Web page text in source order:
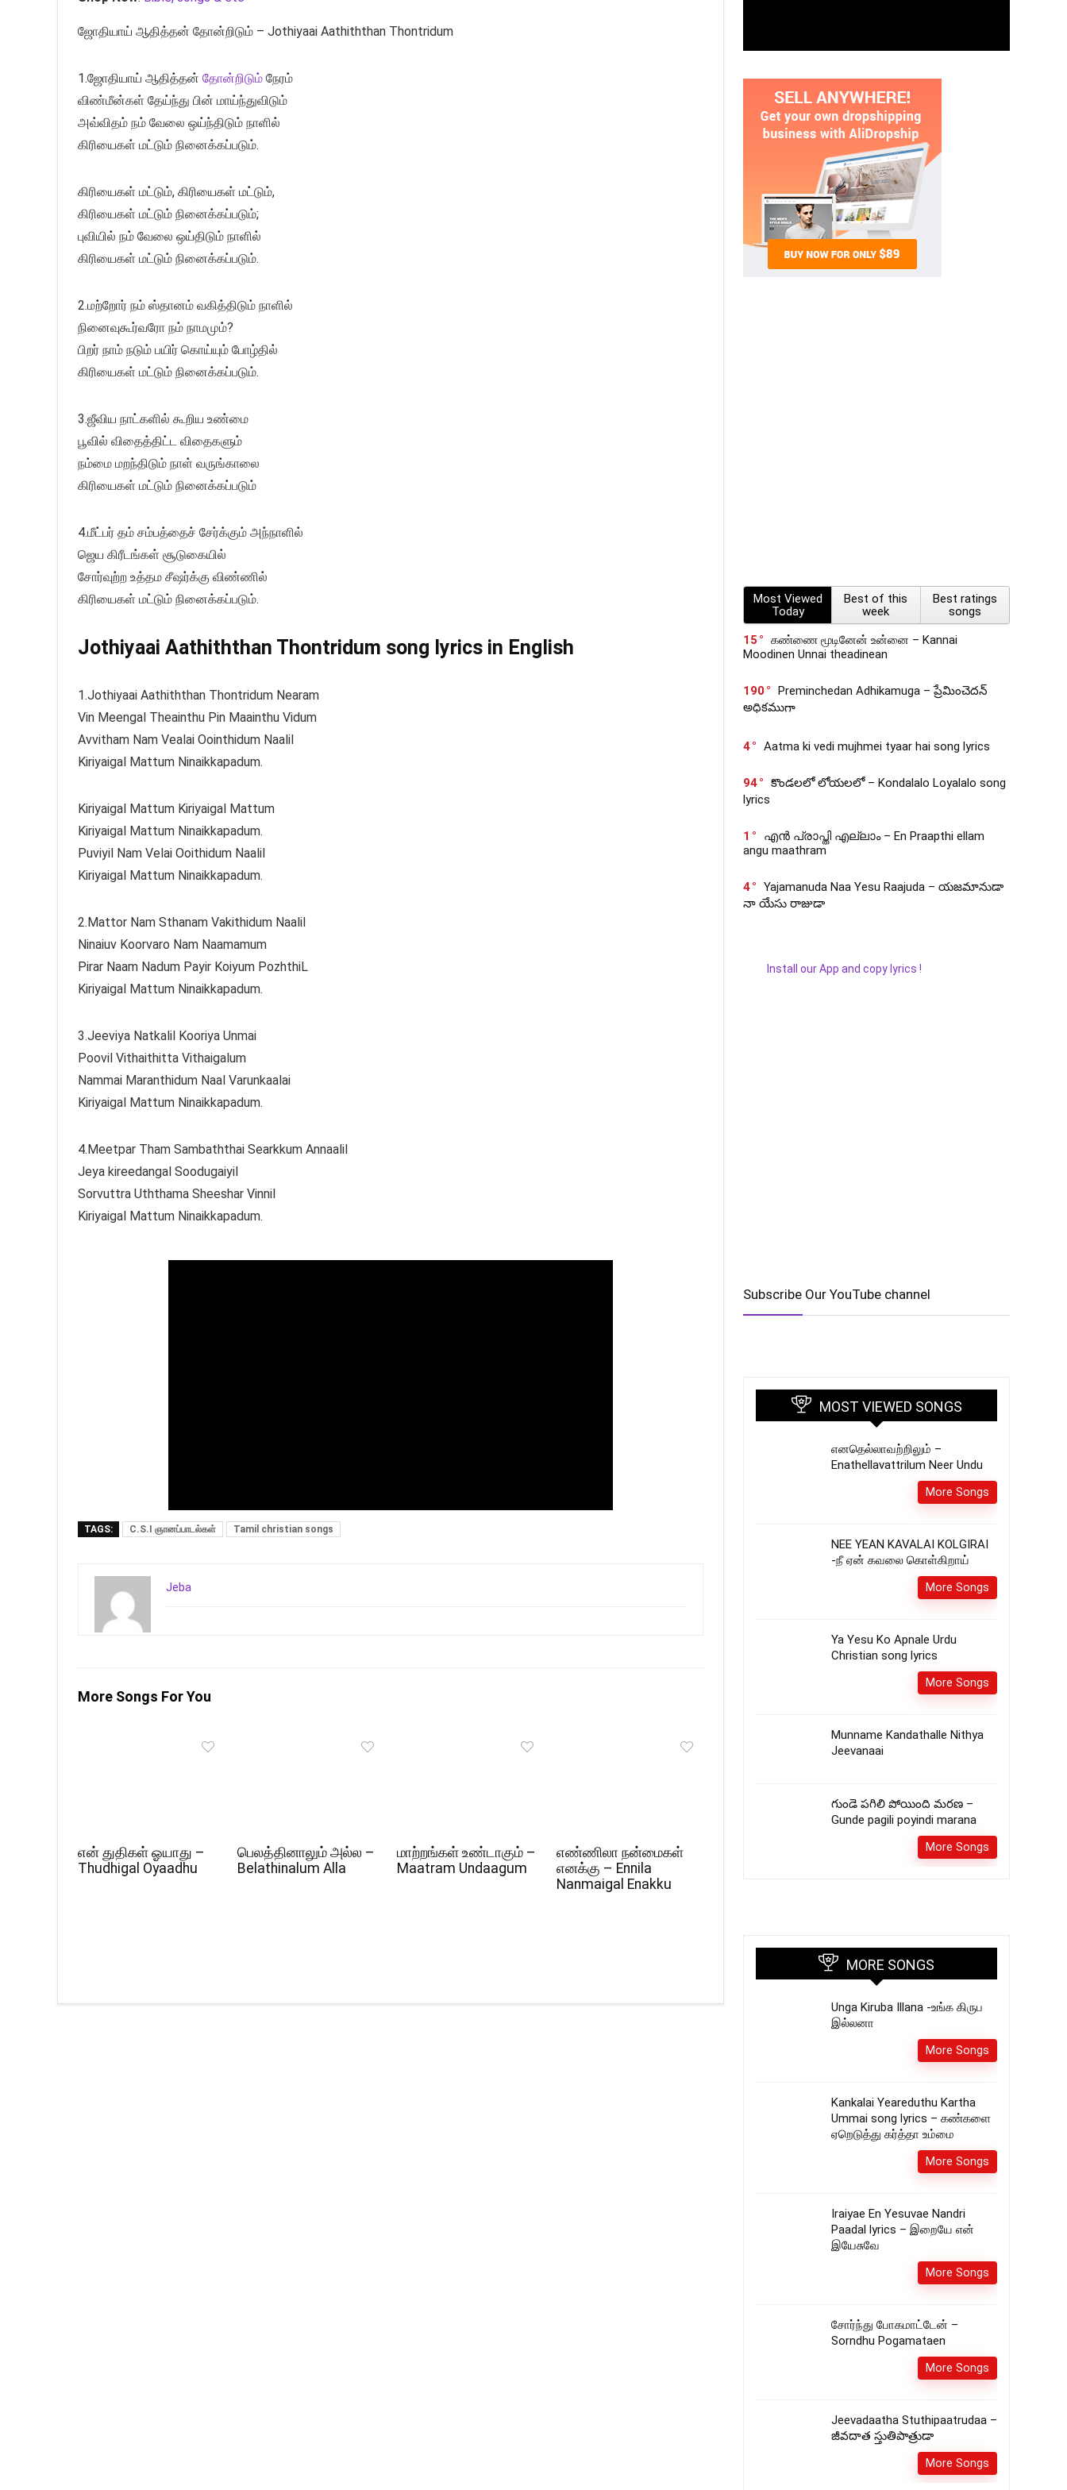
ஜோதியாய் ஆதித்தன் தோன்றிடும் – Jothiyaai Aathiththan Thontridum
1.ஜோதியாய் ஆதித்தன் தோன்றிடும் நேரம்
விண்மீன்கள் தேய்ந்து பின் மாய்ந்துவிடும்
அவ்விதம் நம் வேலை ஒய்ந்திடும் நாளில்
கிரியைகள் மட்டும் நினைக்கப்படும்.
கிரியைகள் மட்டும், கிரியைகள் மட்டும்,
கிரியைகள் மட்டும் நினைக்கப்படும்;
புவியில் நம் வேலை ஒய்திடும் நாளில்
கிரியைகள் மட்டும் நினைக்கப்படும்.
2.மற்றோர் நம் ஸ்தானம் வகித்திடும் நாளில்
நினைவுகூர்வரோ நம் நாமமும்?
பிறர் நாம் நடும் பயிர் கொய்யும் போழ்தில்
கிரியைகள் மட்டும் நினைக்கப்படும்.
3.ஜீவிய நாட்களில் கூறிய உண்மை
பூவில் விதைத்திட்ட விதைகளும்
நம்மை மறந்திடும் நாள் வருங்காலை
கிரியைகள் மட்டும் நினைக்கப்படும்
4.மீட்பர் தம் சம்பத்தைச் சேர்க்கும் அந்நாளில்
ஜெய கிரீடங்கள் சூடுகையில்
சோர்வுற்ற உத்தம சீஷர்க்கு விண்ணில்
கிரியைகள் மட்டும் நினைக்கப்படும்.
Jothiyaai Aathiththan Thontridum song lyrics in English
1.Jothiyaai Aathiththan Thontridum Nearam
Vin Meengal Theainthu Pin Maainthu Vidum
Avvitham Nam Vealai Oointhidum Naalil
Kiriyaigal Mattum Ninaikkapadum.
Kiriyaigal Mattum Kiriyaigal Mattum
Kiriyaigal Mattum Ninaikkapadum.
Puviyil Nam Velai Ooithidum Naalil
Kiriyaigal Mattum Ninaikkapadum.
2.Mattor Nam Sthanam Vakithidum Naalil
Ninaiuv Koorvaro Nam Naamamum
Pirar Naam Nadum Payir Koiyum PozhthiL
Kiriyaigal Mattum Ninaikkapadum.
3.Jeeviya Natkalil Kooriya Unmai
Poovil Vithaithitta Vithaigalum
Nammai Maranthidum Naal Varunkaalai
Kiriyaigal Mattum Ninaikkapadum.
4.Meetpar Tham Sambaththai Searkkum Annaalil
Jeya kireedangal Soodugaiyil
Sorvuttra Uththama Sheeshar Vinnil
Kiriyaigal Mattum Ninaikkapadum.
TAGS: C.S.I ஞானப்பாடல்கள் Tamil christian songs
Jeba
More Songs For You
என் துதிகள் ஓயாது –
Thudhigal Oyaadhu
பெலத்தினாலும் அல்ல –
Belathinalum Alla
மாற்றங்கள் உண்டாகும் –
Maatram Undaagum
எண்ணிலா நன்மைகள்
எனக்கு – Ennila
Nanmaigal Enakku
Most Viewed
Today
Best of this
week
Best ratings
songs
15
கண்ணை மூடினேன் உன்னை – Kannai
Moodinen Unnai theadinean
190
Preminchedan Adhikamuga – ప్రేమించెదన్
అధికముగా
4 Aatma ki vedi mujhmei tyaar hai song lyrics
94
కొండలలో లోయలలో – Kondalalo Loyalalo song
lyrics
1
എൻ പ്രാപ്തി എല്ലാം – En Praapthi ellam
angu maathram
4
Yajamanuda Naa Yesu Raajuda – యజమానుడా
నా యేసు రాజుడా
Install our App and copy lyrics !
Subscribe Our YouTube channel
MOST VIEWED SONGS
எனதெல்லாவற்றிலும் –
Enathellavattrilum Neer Undu
More Songs
NEE YEAN KAVALAI KOLGIRAI
-நீ ஏன் கவலை கொள்கிறாய்
More Songs
Ya Yesu Ko Apnale Urdu
Christian song lyrics
More Songs
Munname Kandathalle Nithya
Jeevanaai
గుండె పగిలి పోయింది మరణ –
Gunde pagili poyindi marana
More Songs
MORE SONGS
Unga Kiruba Illana -உங்க கிருப
இல்லனா
More Songs
Kankalai Yeareduthu Kartha
Ummai song lyrics – கண்களை
ஏறெடுத்து கர்த்தா உம்மை
More Songs
Iraiyae En Yesuvae Nandri
Paadal lyrics – இறையே என்
இயேசுவே
More Songs
சோர்ந்து போகமாட்டேன் –
Sorndhu Pogamataen
More Songs
Jeevadaatha Stuthipaatrudaa –
జీవదాత స్తుతిపాత్రుడా
More Songs